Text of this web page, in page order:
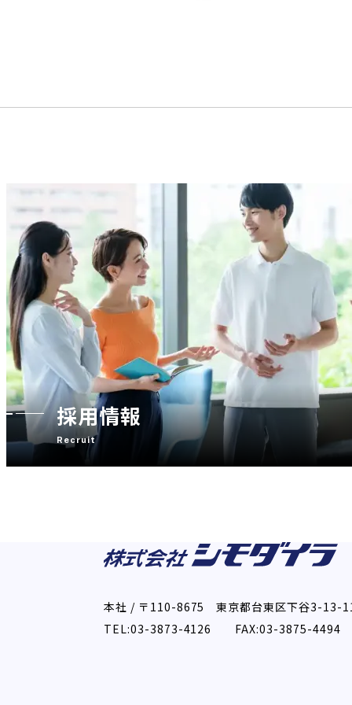
採用情報
Recruit
本社 / 〒110-8675 東京都台東区下谷3-13-
TEL:03-3873-4126 FAX:03-3875-4494